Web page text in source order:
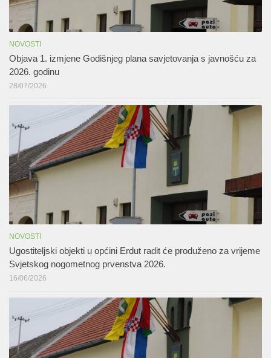
NOVOSTI
Objava 1. izmjene Godišnjeg plana savjetovanja s javnošću za
2026. godinu
28/07/2026
NOVOSTI
Ugostiteljski objekti u općini Erdut radit će produženo za vrijeme
Svjetskog nogometnog prvenstva 2026.
16/06/2026